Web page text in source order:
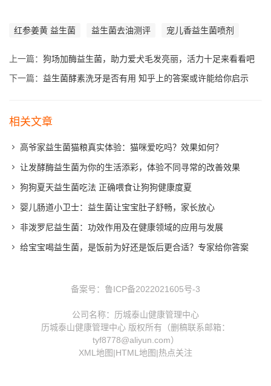
红参姜黄 益生菌 益生菌去油测评 宠儿香益生菌喷剂
上一篇： 狗场加酶益生菌，助力爱犬毛发亮丽，活力十足来看看吧
下一篇： 益生菌酵素洗牙是否有用 知乎上的答案或许能给你启示
相关文章
高爷家益生菌猫粮真实体验：猫咪爱吃吗？效果如何？
让发酵酶益生菌为你的生活添彩，体验不同寻常的改善效果
狗狗夏天益生菌吃法 正确喂食让狗狗健康度夏
婴儿肠道小卫士：益生菌让宝宝肚子舒畅，家长放心
非泼罗尼益生菌：功效作用及在健康领域的应用与发展
给宝宝喝益生菌，是饭前为好还是饭后更合适？专家给你答案
备案号： 鲁ICP备2022021605号-3
公司名称：历城泰山健康管理中心
历城泰山健康管理中心 版权所有（删稿联系邮箱：
tyf8778@aliyun.com）
XML地图|HTML地图|热点关注